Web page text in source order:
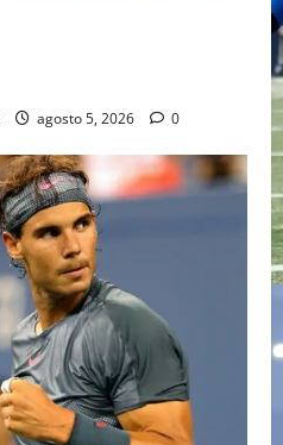
agosto 5, 2026 0